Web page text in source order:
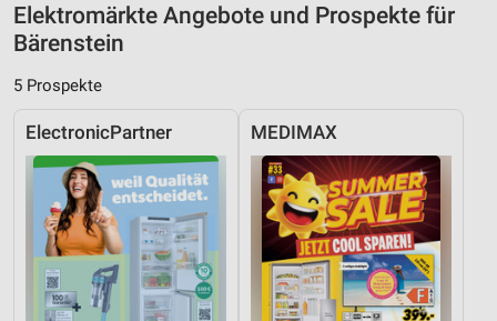
Elektromärkte Angebote und Prospekte für
Bärenstein
5 Prospekte
ElectronicPartner MEDIMAX
Verwendung reduzierter Daten zur Auswahl von
Inhalten
IAB-Besonderheiten:
Verwendung genauer Standortdaten
Geräte anhand von aktiv angeforderten
Informationen identifizieren
Nicht-IAB-Verarbeitungszwecke:
Notwendig
Performance